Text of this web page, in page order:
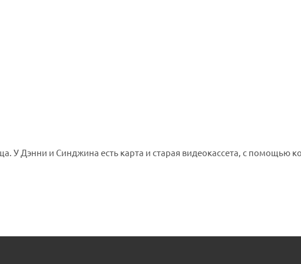
У Дэнни и Синджина есть карта и старая видеокассета, с помощью
Помоги Оуэну Грейди и Клэр Диринг починить старый